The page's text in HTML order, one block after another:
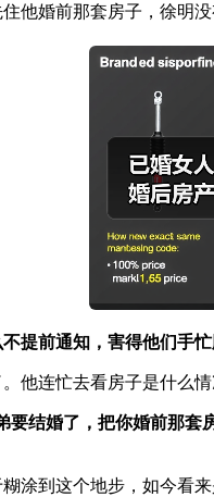
他婚前那套房子，徐明没
提前通知，害得他们手忙
他连忙去看房子是什么
要结婚了，把你婚前那套
涂到这个地步，如今看来